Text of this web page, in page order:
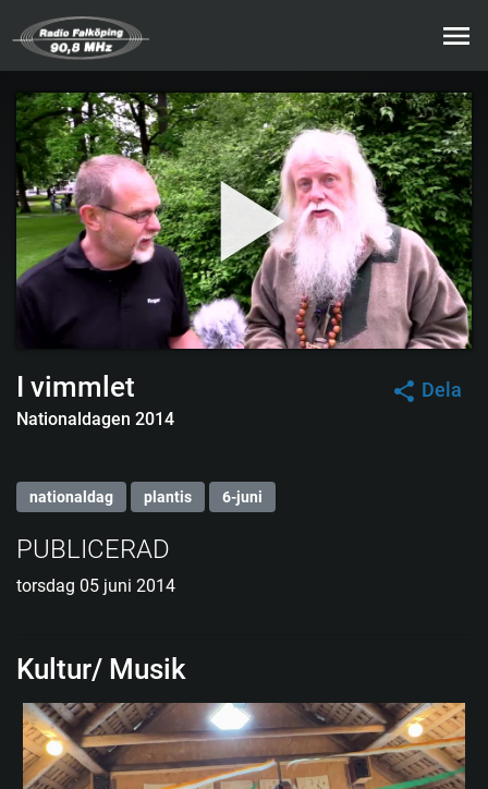
Dela
I vimmlet
Nationaldagen 2014
nationaldag plantis 6-juni
PUBLICERAD
torsdag 05 juni 2014
Kultur/ Musik